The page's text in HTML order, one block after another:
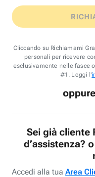
Cliccando su Richiamami
personali per ricevere
esclusivamente nelle fasce
#1. Leggi l'
Sei già cliente
d’assistenza?
Accedi alla tua Area